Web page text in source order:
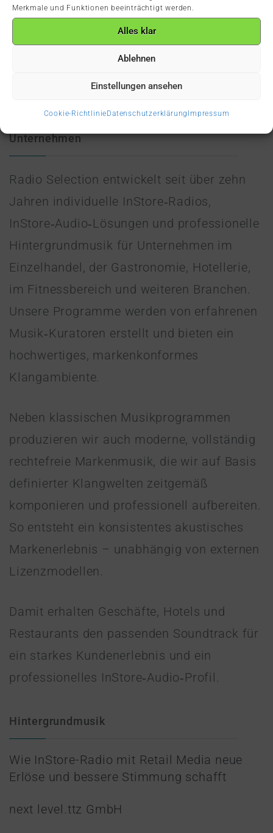
Merkmale und Funktionen beeinträchtigt werden.
Alles klar
Ablehnen
Einstellungen ansehen
Cookie-RichtlinieDatenschutzerklärung Impressum
Unternehmen
Radio Selection entwickelt seit über zehn
Jahren individuelle InStore‑Radios,
InStore‑Audio‑Lösungen und professionelle
Hintergrundmusik für Unternehmen im
Einzelhandel, der Gastronomie, Hotellerie,
im Fitnessbereich und weiteren Branchen.
Unsere Programme werden von erfahrenen
Musik‑Kuratoren erstellt und bieten ein
hochwertiges, markenkonformes
Klangambiente.
Neben klassischen Musikprogrammen
produzieren wir auch moderne, vollständig
rechtefreie Markenmusik, die wir auf Basis
definierter Klangwelten zeitgemäß
komponieren und professionell aufbereiten.
So entsteht ein konsistentes akustisches
Markenerlebnis – unabhängig von externen
Lizenzmodellen.
Damit erhalten Geschäfte, Hotels und
Restaurants den passenden Soundtrack für
ein starkes Kundenerlebnis und ein
professionelles InStore‑Audio‑Profil.
Hintergrundmusik
Wie InStore-Radio mit Retail Media neue
Erlöse und bessere Stimmung schafft
next level.ttz GmbH